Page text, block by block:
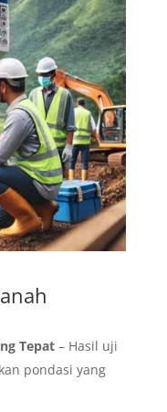
Tepat– Hasil uji
pondasi yang